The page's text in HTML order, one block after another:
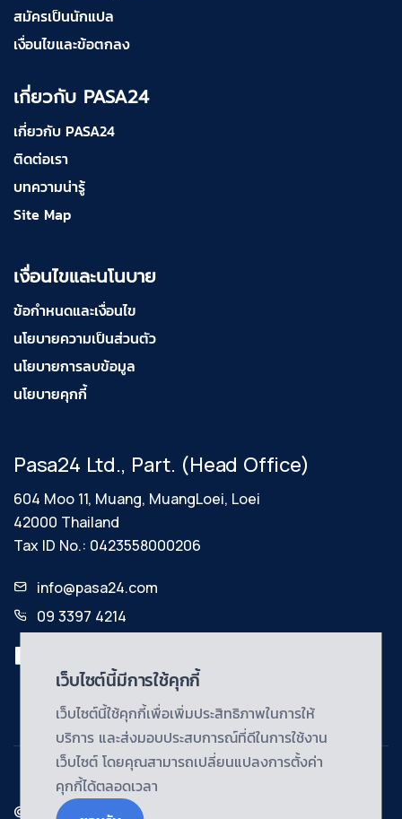
สมัครเป็นนักแปล
เงื่อนไขและข้อตกลง
เกี่ยวกับ PASA24
เกี่ยวกับ PASA24
ติดต่อเรา
บทความน่ารู้
Site Map
เงื่อนไขและนโนบาย
ข้อกำหนดและเงื่อนไข
นโยบายความเป็นส่วนตัว
นโยบายการลบข้อมูล
นโยบายคุกกี้
Pasa24 Ltd., Part. (Head Office)
604 Moo 11, Muang, MuangLoei, Loei
42000 Thailand
Tax ID No.: 0423558000206
info@pasa24.com
09 3397 4214
© Copyright@2024 | Pasa24 Ltd., Part. All Rights
เว็บไซต์นี้มีการใช้คุกกี้
เว็บไซต์นี้ใช้คุกกี้เพื่อเพิ่มประสิทธิภาพในการให้
บริการ และส่งมอบประสบการณ์ที่ดีในการใช้งาน
เว็บไซต์ โดยคุณสามารถเปลี่ยนแปลงการตั้งค่า
คุกกี้ได้ตลอดเวลา